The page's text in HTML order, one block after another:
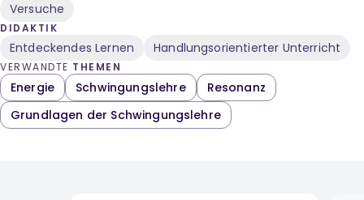
Versuche
DIDAKTIK
Entdeckendes Lernen Handlungsorientierter Unterricht
VERWANDTE THEMEN
Energie Schwingungslehre
Resonanz
Grundlagen der Schwingungslehre